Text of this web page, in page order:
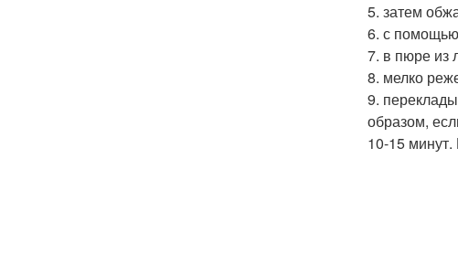
5. затем
6. с
7. в пюре из
8. мелко
9.
образом,
10-15 минут.